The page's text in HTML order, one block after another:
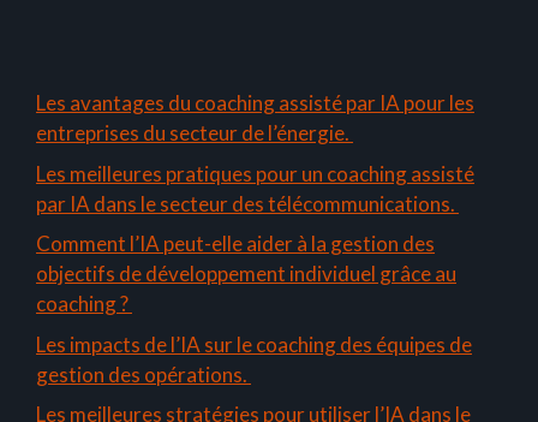
Les avantages du coaching assisté par IA pour les
entreprises du secteur de l’énergie.
Les meilleures pratiques pour un coaching assisté
par IA dans le secteur des télécommunications.
Comment l’IA peut-elle aider à la gestion des
objectifs de développement individuel grâce au
coaching ?
Les impacts de l’IA sur le coaching des équipes de
gestion des opérations.
Les meilleures stratégies pour utiliser l’IA dans le